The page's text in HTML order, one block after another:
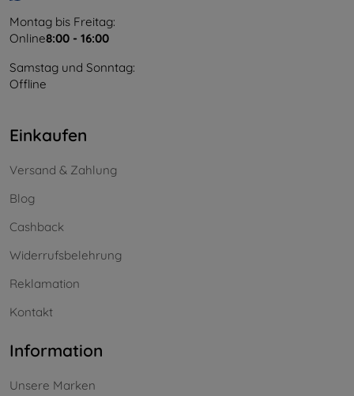
Montag bis Freitag:
Online8:00 - 16:00
Samstag und Sonntag:
Offline
Einkaufen
Versand & Zahlung
Blog
Cashback
Widerrufsbelehrung
Reklamation
Kontakt
Information
Unsere Marken